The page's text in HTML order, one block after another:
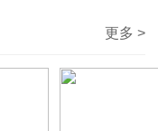
更多 >